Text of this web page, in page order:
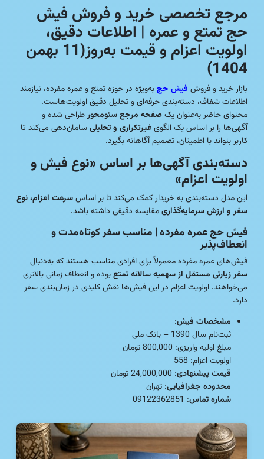
مرجع تخصصی خرید و فروش فیش
حج تمتع و عمره | اطلاعات دقیق،
اولویت اعزام و قیمت به‌روز(11 بهمن
1404)
بازار خرید و فروشفیش حجبه‌ویژه در حوزه تمتع و عمره مفرده، نیازمند
اطلاعات شفاف، دسته‌بندی حرفه‌ای و تحلیل دقیق اولویت‌هاست.
محتوای حاضر به‌عنوان یکصفحه مرجع سئو‌محورطراحی شده و
آگهی‌ها را بر اساس یک الگویغیرتکراری و تحلیلیسامان‌دهی می‌کند تا
کاربر بتواند با اطمینان، تصمیم آگاهانه بگیرد.
دسته‌بندی آگهی‌ها بر اساس «نوع فیش و
اولویت اعزام»
این مدل دسته‌بندی به خریدار کمک می‌کند تا بر اساسسرعت اعزام، نوع
سفر و ارزش سرمایه‌گذاریمقایسه دقیقی داشته باشد.
فیش حج عمره مفرده | مناسب سفر کوتاه‌مدت و
انعطاف‌پذیر
فیش‌های عمره مفرده معمولاً برای افرادی مناسب هستند که به‌دنبال
سفر زیارتی مستقل از سهمیه سالانه تمتعبوده و انعطاف زمانی بالاتری
می‌خواهند. اولویت اعزام در این فیش‌ها نقش کلیدی در زمان‌بندی سفر
دارد.
مشخصات فیش:
ثبت‌نام سال 1390 – بانک ملی
مبلغ اولیه واریزی: 800,000 تومان
اولویت اعزام: 558
قیمت پیشنهادی: 24,000,000 تومان
محدوده جغرافیایی: تهران
شماره تماس: 09122362851